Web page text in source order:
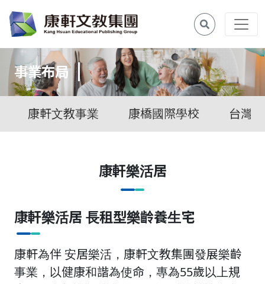
事業布局
康軒文教事業 康橋國際學校 台灣
康軒樂活居
康軒樂活居 長租型樂齡養生宅
康軒為伴 安居樂活，康軒文教集團發展樂齡
事業，以健康和諧為使命，專為55歲以上規